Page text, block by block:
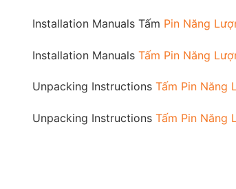
Installation Manuals Tấm Pin Năng
Installation Manuals Tấm Pin Năng
Unpacking Instructions Tấm Pin Năng
Unpacking Instructions Tấm Pin Năng